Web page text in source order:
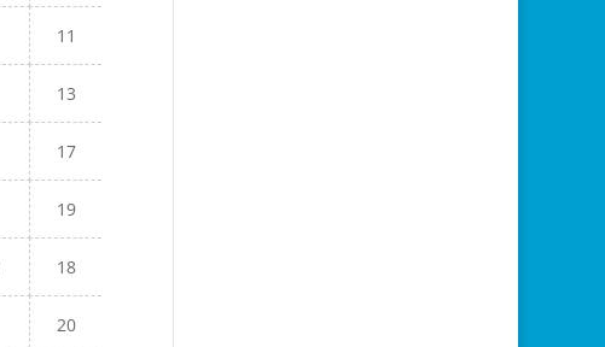
11
13
17
19
18
20